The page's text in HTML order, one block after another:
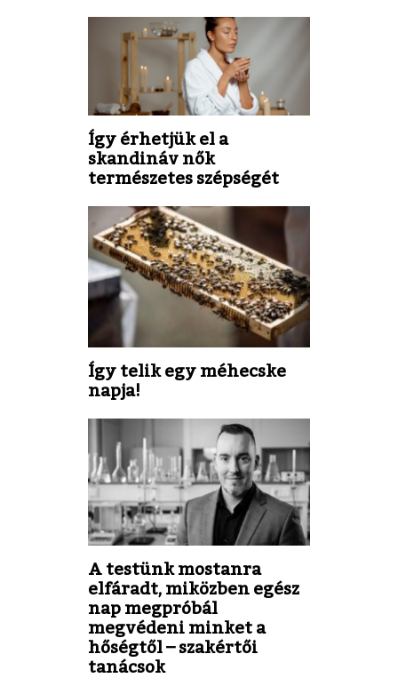
Így érhetjük el a
skandináv nők
természetes szépségét
Így telik egy méhecske
napja!
A testünk mostanra
elfáradt, miközben egész
nap megpróbál
megvédeni minket a
hőségtől – szakértői
tanácsok